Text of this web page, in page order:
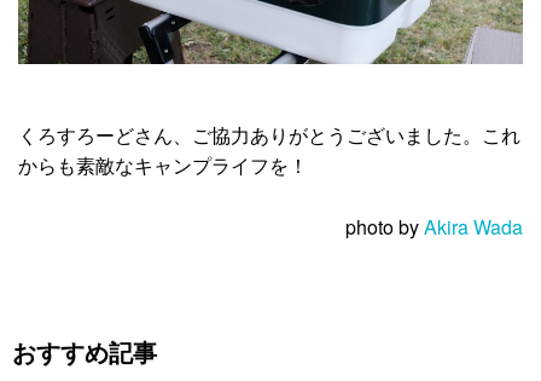
くろすろーどさん、ご協力ありがとうございました。これ
からも素敵なキャンプライフを！
photo byAkira Wada
おすすめ記事